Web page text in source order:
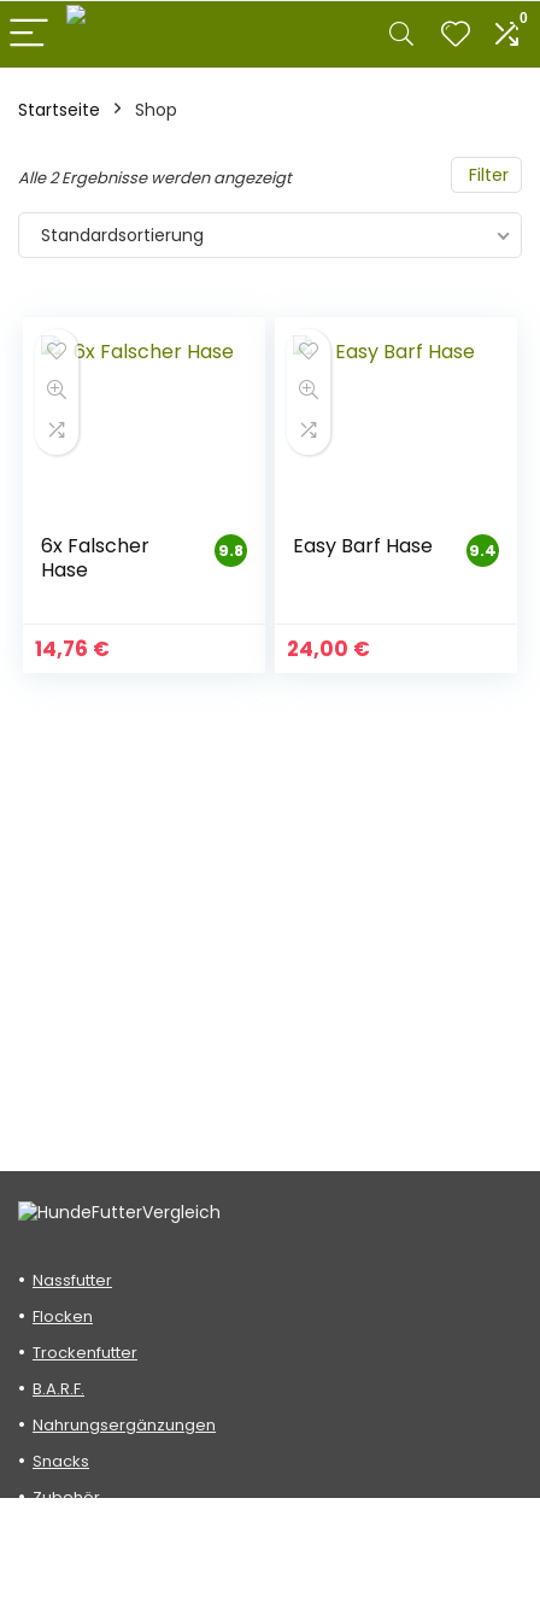
0
Startseite Shop
Filter
Alle 2 Ergebnisse werden angezeigt
Standardsortierung
9.8
6x Falscher
Hase
14,76 €
9.4
Easy Barf Hase
24,00 €
Nassfutter
Flocken
Trockenfutter
B.A.R.F.
Nahrungsergänzungen
Snacks
Zubehör